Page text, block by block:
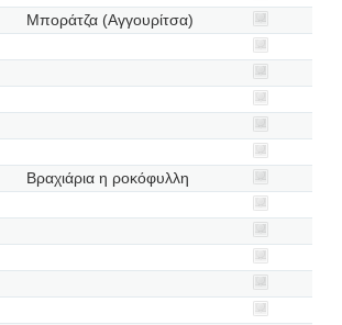
Μποράτζα (Αγγουρίτσα)
Βραχιάρια η ροκόφυλλη